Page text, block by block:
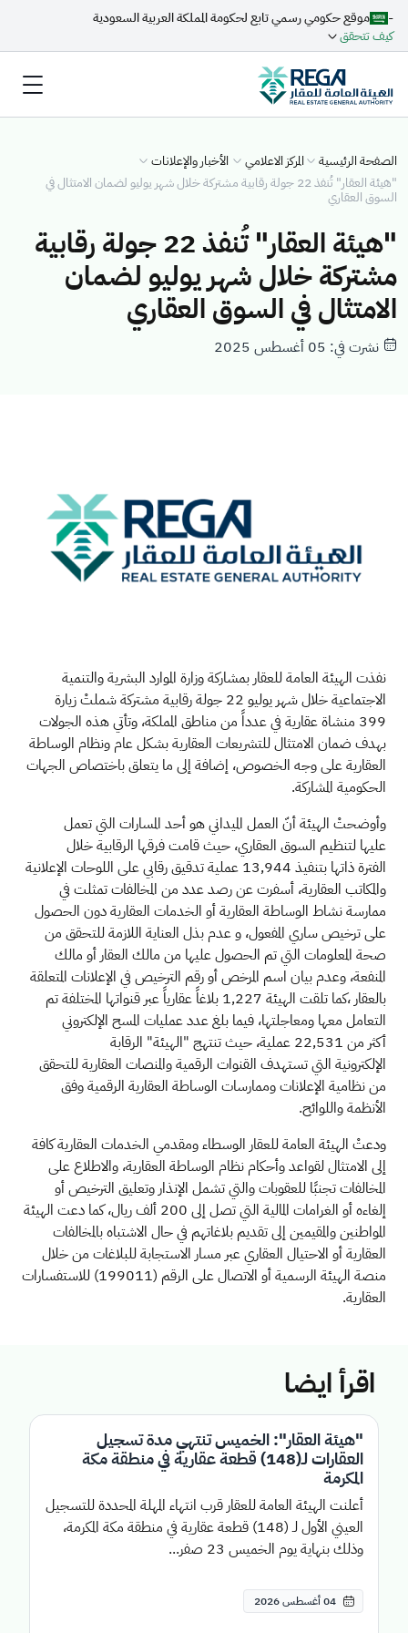
-
موقع حكومي رسمي تابع لحكومة المملكة العربية السعودية
كيف تتحقق
الصفحة الرئيسية المركز الاعلامي
الأخبار والإعلانات
"هيئة العقار" تُنفذ 22 جولة رقابية مشتركة خلال شهر يوليو لضمان الامتثال في
السوق العقاري
"هيئة العقار" تُنفذ 22 جولة رقابية
مشتركة خلال شهر يوليو لضمان
الامتثال في السوق العقاري
نشرت في: 05 أغسطس 2025
نفذت الهيئة العامة للعقار بمشاركة وزارة الموارد البشرية والتنمية
الاجتماعية خلال شهر يوليو 22 جولة رقابية مشتركة شملتْ زيارة
399 منشاة عقارية في عدداً من مناطق المملكة، وتأتي هذه الجولات
بهدف ضمان الامتثال للتشريعات العقارية بشكل عام ونظام الوساطة
العقارية على وجه الخصوص، إضافة إلى ما يتعلق باختصاص الجهات
الحكومية المشاركة.
وأوضحتْ الهيئة أنّ العمل الميداني هو أحد المسارات التي تعمل
عليها لتنظيم السوق العقاري، حيث قامت فرقها الرقابية خلال
الفترة ذاتها بتنفيذ 13,944 عملية تدقيق رقابي على اللوحات الإعلانية
والمكاتب العقارية، أسفرت عن رصد عدد من المخالفات تمثلت في
ممارسة نشاط الوساطة العقارية أو الخدمات العقارية دون الحصول
على ترخيص ساري المفعول، و عدم بذل العناية اللازمة للتحقق من
صحة المعلومات التي تم الحصول عليها من مالك العقار أو مالك
المنفعة، وعدم بيان اسم المرخص أو رقم الترخيص في الإعلانات المتعلقة
بالعقار ،كما تلقت الهيئة 1,227 بلاغاً عقارياً عبر قنواتها المختلفة تم
التعامل معها ومعاجلتها، فيما بلغ عدد عمليات المسح الإلكتروني
أكثر من 22,531 عملية، حيث تنتهج "الهيئة" الرقابة
الإلكترونية التي تستهدف القنوات الرقمية والمنصات العقارية للتحقق
من نظامية الإعلانات وممارسات الوساطة العقارية الرقمية وفق
الأنظمة واللوائح.
ودعتْ الهيئة العامة للعقار الوسطاء ومقدمي الخدمات العقارية كافة
إلى الامتثال لقواعد وأحكام نظام الوساطة العقارية، والاطلاع على
المخالفات تجنبًا للعقوبات والتي تشمل الإنذار وتعليق الترخيص أو
إلغاءه أو الغرامات المالية التي تصل إلى 200 ألف ريال، كما دعت الهيئة
المواطنين والمقيمين إلى تقديم بلاغاتهم في حال الاشتباه بالمخالفات
العقارية أو الاحتيال العقاري عبر مسار الاستجابة للبلاغات من خلال
منصة الهيئة الرسمية أو الاتصال على الرقم (199011) للاستفسارات
العقارية.
اقرأ ايضا
"هيئة العقار": الخميس تنتهي مدة تسجيل
العقارات لـ(148) قطعة عقارية في منطقة مكة
المكرمة
أعلنت الهيئة العامة للعقار قرب انتهاء المهلة المحددة للتسجيل
العيني الأول لـ (148) قطعة عقارية في منطقة مكة المكرمة،
وذلك بنهاية يوم الخميس 23 صفر...
04 أغسطس 2026